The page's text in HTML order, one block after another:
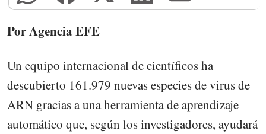
Por Agencia EFE
Un equipo internacional de científicos ha
descubierto 161.979 nuevas especies de virus de
ARN gracias a una herramienta de aprendizaje
automático que, según los investigadores, ayudará